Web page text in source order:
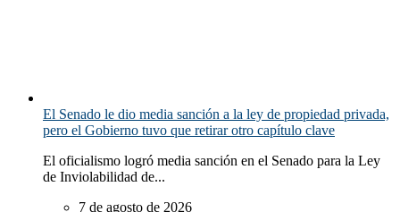
El Senado le dio media sanción a la ley de propiedad privada,
pero el Gobierno tuvo que retirar otro capítulo clave
El oficialismo logró media sanción en el Senado para la Ley
de Inviolabilidad de...
7 de agosto de 2026